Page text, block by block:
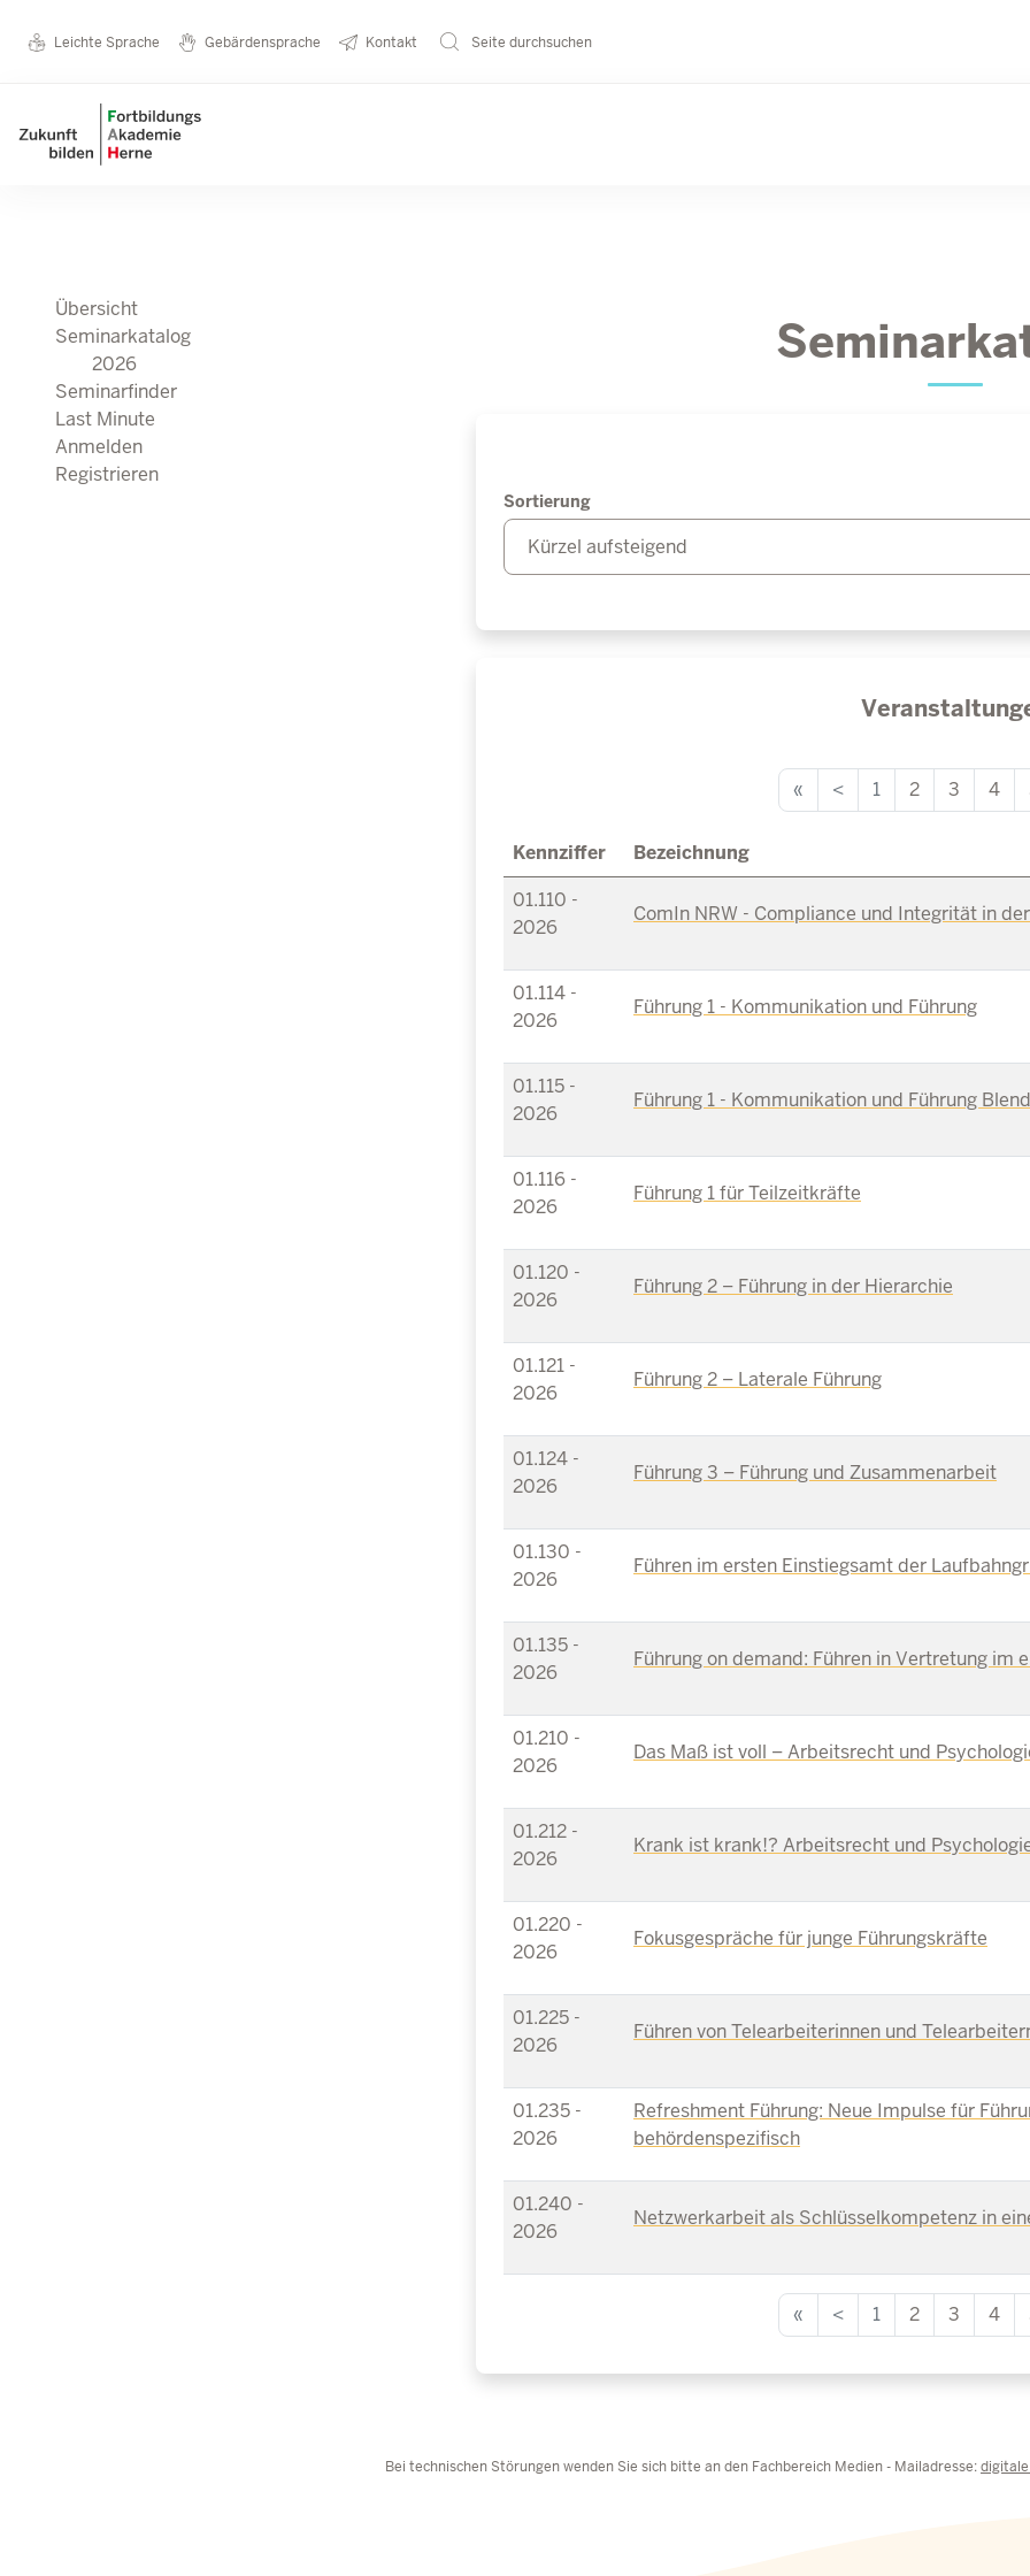
Direkt zum Inhalt
Metanavigation
Leichte Sprache Gebärdensprache Kontakt Seite durchsuchen
Übersicht
Seminarkatalog
2026
Seminarfinder
Last Minute
Anmelden
Registrieren
Sortierung
« < 1 2 3 4
Kennziffer
Bezeichnung
01.110 -
2026
ComIn NRW - Compliance und Integrität in
01.114 -
2026
Führung 1 - Kommunikation und Führung
01.115 -
2026
Führung 1 - Kommunikation und Führung
01.116 -
2026
Führung 1 für Teilzeitkräfte
01.120 -
2026
Führung 2 – Führung in der Hierarchie
01.121 -
2026
Führung 2 – Laterale Führung
01.124 -
2026
Führung 3 – Führung und Zusammenarbeit
01.130 -
2026
Führen im ersten Einstiegsamt der
01.135 -
2026
Führung on demand: Führen in Vertretung
01.210 -
2026
Das Maß ist voll – Arbeitsrecht und
01.212 -
2026
Krank ist krank!? Arbeitsrecht und
01.220 -
2026
Fokusgespräche für junge Führungskräfte
01.225 -
2026
Führen von Telearbeiterinnen und
01.235 -
2026
Refreshment Führung: Neue Impulse für
behördenspezifisch
01.240 -
2026
Netzwerkarbeit als Schlüsselkompetenz in
« < 1 2 3 4
Bei technischen Störungen wenden Sie sich bitte an den Fachbereich Medien - Mailadresse: